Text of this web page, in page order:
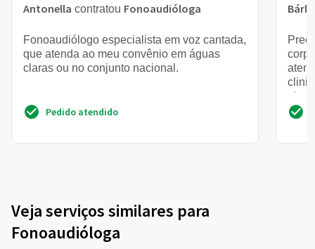
Antonella contratou Fonoaudióloga
Fonoaudiólogo especialista em voz cantada,
que atenda ao meu convênio em águas
claras ou no conjunto nacional.
Pedido atendido
Veja serviços similares para
Fonoaudióloga